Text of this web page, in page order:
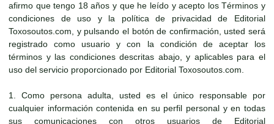
afirmo que tengo 18 años y que he leído y acepto los Términos y
condiciones de uso y la política de privacidad de Editorial
Toxosoutos.com, y pulsando el botón de confirmación, usted será
registrado como usuario y con la condición de aceptar los
términos y las condiciones descritas abajo, y aplicables para el
uso del servicio proporcionado por Editorial Toxosoutos.com.
1. Como persona adulta, usted es el único responsable por
cualquier información contenida en su perfil personal y en todas
sus comunicaciones con otros usuarios de Editorial